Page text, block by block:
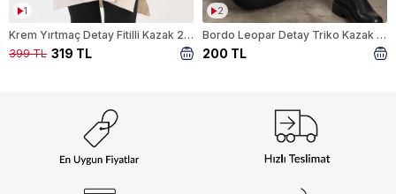
1
Krem Yırtmaç Detay Fitilli Kazak 22131
319 TL
399 TL
2
Bordo Leopar Detay Triko Kazak 24342
200 TL